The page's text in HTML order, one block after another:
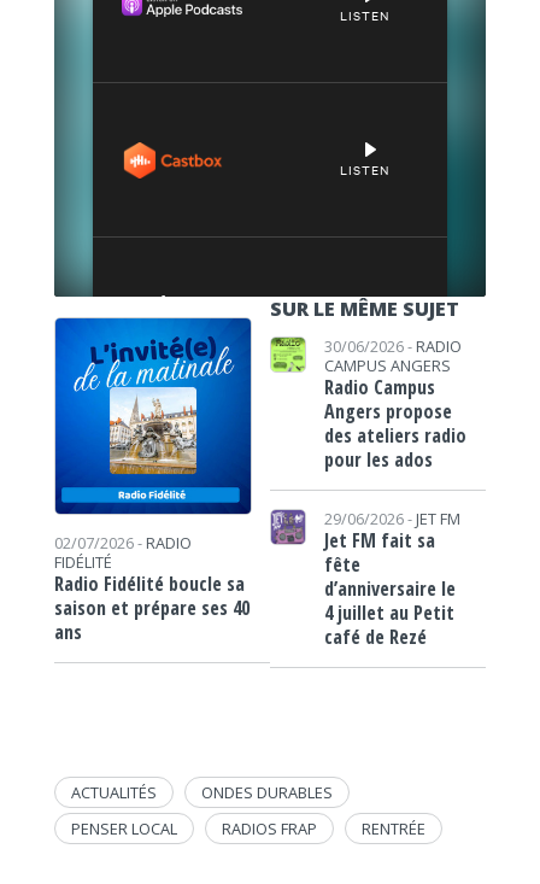
SUR LE MÊME SUJET
02/07/2026 - RADIO
FIDÉLITÉ
Radio Fidélité boucle sa
saison et prépare ses 40
ans
30/06/2026 - RADIO
CAMPUS ANGERS
Radio Campus
Angers propose
des ateliers radio
pour les ados
29/06/2026 - JET FM
Jet FM fait sa
fête
d’anniversaire le
4 juillet au Petit
café de Rezé
ACTUALITÉS
ONDES DURABLES
PENSER LOCAL
RADIOS FRAP RENTRÉE